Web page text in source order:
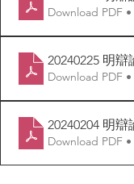
Download PDF •
20240225 明
Download PDF •
20240204 明
Download PDF •